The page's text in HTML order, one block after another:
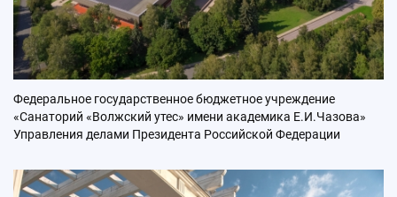
Федеральное государственное бюджетное учреждение
«Санаторий «Волжский утес» имени академика Е.И.Чазова»
Управления делами Президента Российской Федерации